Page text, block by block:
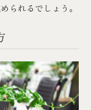
られるでしょう。